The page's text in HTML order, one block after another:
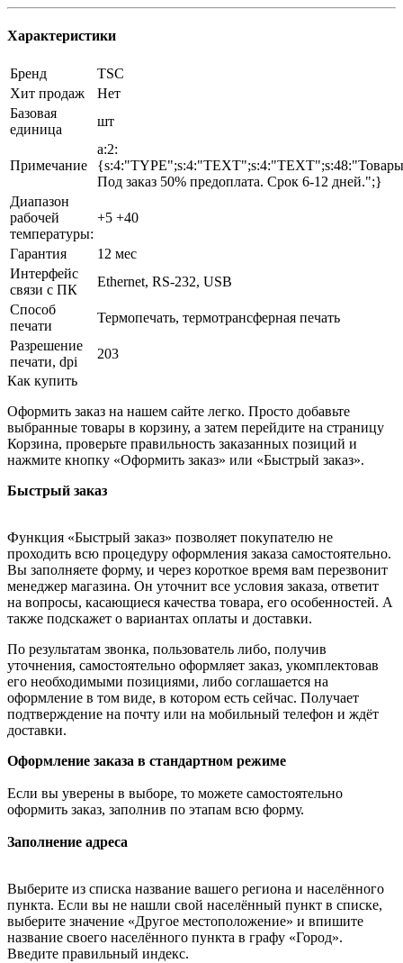
Характеристики
Бренд
TSC
Хит продаж
Нет
Базовая
единица
шт
Примечание
a:2:
{s:4:"TYPE";s:4:"TEXT";s:4:"TEXT";s:48:"Товары
Под заказ 50% предоплата. Срок 6-12 дней.";}
Диапазон
рабочей
температуры:
+5 +40
Гарантия
12 мес
Интерфейс
связи с ПК
Ethernet, RS-232, USB
Способ
печати
Термопечать, термотрансферная печать
Разрешение
печати, dpi
203
Как купить
Оформить заказ на нашем сайте легко. Просто добавьте
выбранные товары в корзину, а затем перейдите на страницу
Корзина, проверьте правильность заказанных позиций и
нажмите кнопку «Оформить заказ» или «Быстрый заказ».
Быстрый заказ
Функция «Быстрый заказ» позволяет покупателю не
проходить всю процедуру оформления заказа самостоятельно.
Вы заполняете форму, и через короткое время вам перезвонит
менеджер магазина. Он уточнит все условия заказа, ответит
на вопросы, касающиеся качества товара, его особенностей. А
также подскажет о вариантах оплаты и доставки.
По результатам звонка, пользователь либо, получив
уточнения, самостоятельно оформляет заказ, укомплектовав
его необходимыми позициями, либо соглашается на
оформление в том виде, в котором есть сейчас. Получает
подтверждение на почту или на мобильный телефон и ждёт
доставки.
Оформление заказа в стандартном режиме
Если вы уверены в выборе, то можете самостоятельно
оформить заказ, заполнив по этапам всю форму.
Заполнение адреса
Выберите из списка название вашего региона и населённого
пункта. Если вы не нашли свой населённый пункт в списке,
выберите значение «Другое местоположение» и впишите
название своего населённого пункта в графу «Город».
Введите правильный индекс.